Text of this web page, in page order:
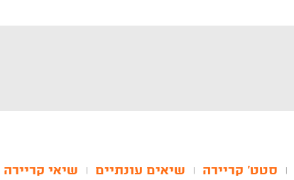
סטט' קריירה שיאים עונתיים שיאי קריירה